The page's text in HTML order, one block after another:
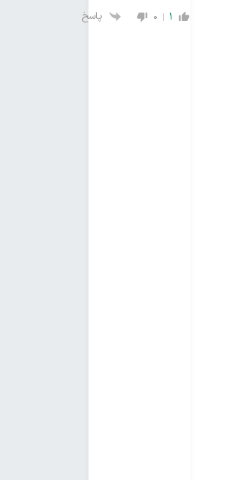
1
0 پاسخ